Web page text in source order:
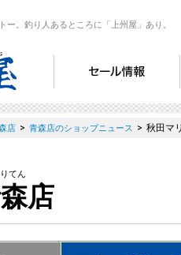
ー。釣り人あるところに「上州屋」あり。
店 > 青森店のショップニュース > 秋田マ
てん
店